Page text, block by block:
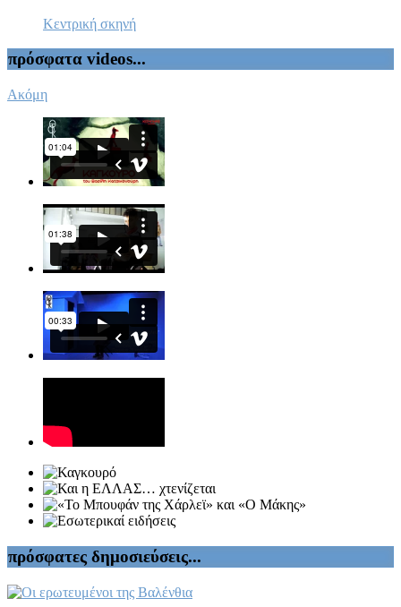
Κεντρική σκηνή
πρόσφατα videos...
Ακόμη
πρόσφατες δημοσιεύσεις...